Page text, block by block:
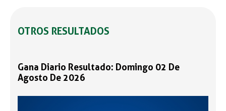
OTROS RESULTADOS
Gana Diario Resultado: Domingo 02 De
Agosto De 2026